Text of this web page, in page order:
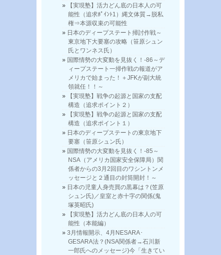
【実現塾】活力どん底の日本人の可
能性（追求ﾎﾟｲﾝﾄ1）縄文体質→脱私
権⇒本源収束の可能性
日本のディープステート掃討作戦～
東京地下大要塞の攻略（笹原シュン
氏とワンネス氏）
国際情勢の大変動を見抜く！-86～デ
ィープステート一掃作戦の報道がア
メリカで始まった！＋JFKが副大統
領就任！！～
【実現塾】戦争の起源と国家の支配
構造（追求ポイント２）
【実現塾】戦争の起源と国家の支配
構造（追求ポイント１）
日本のディープステートの東京地下
要塞（笹原シュン氏）
国際情勢の大変動を見抜く！-85～
NSA（アメリカ国家安全保障局）関
係者からの3月2回目のワシントンメ
ッセージと２通目の封筒開封！～
日本の児童人身売買の黒幕は？(笠原
シュン氏)／皇室と赤十字の関係(鬼
塚英昭氏)
【実現塾】活力どん底の日本人の可
能性（本能編）
3月情報開示、4月NESARA･
GESARA法？(NSA関係者→石川新
一郎氏へのメッセージ)今「生きてい